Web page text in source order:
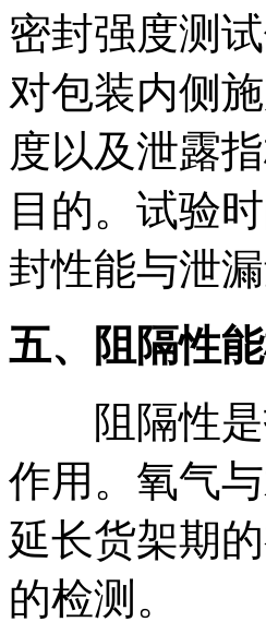
密封强度测
对包装内侧
度以及泄露
目的。试验
封性能与泄漏
五、
阻隔性
阻隔性是
作用。氧气
延长货架期
的检测。